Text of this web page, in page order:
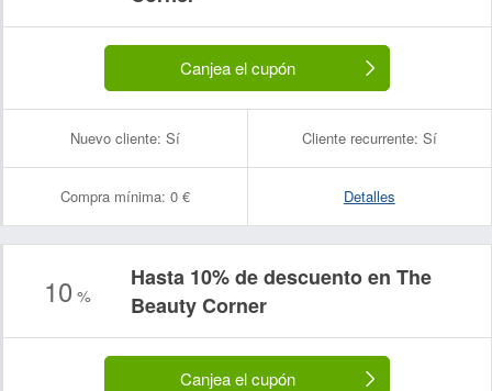
Canjea el cupón
Nuevo cliente: Sí Cliente recurrente: Sí
Compra mínima: 0 € Detalles
10 %
Hasta 10% de descuento en The
Beauty Corner
Canjea el cupón